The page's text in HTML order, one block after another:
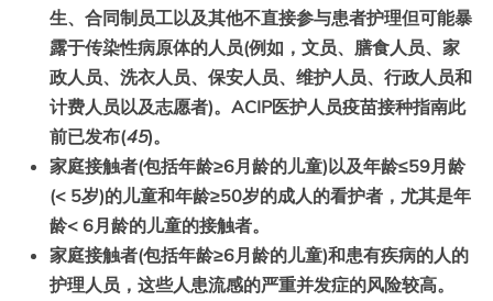
生、合同制员工以及其他不直接参与患者护理但可能暴
露于传染性病原体的人员(例如，文员、膳食人员、家
政人员、洗衣人员、保安人员、维护人员、行政人员和
计费人员以及志愿者)。ACIP医护人员疫苗接种指南此
前已发布(45)。
家庭接触者(包括年龄≥6月龄的儿童)以及年龄≤59月龄
(< 5岁)的儿童和年龄≥50岁的成人的看护者，尤其是年
龄< 6月龄的儿童的接触者。
家庭接触者(包括年龄≥6月龄的儿童)和患有疾病的人的
护理人员，这些人患流感的严重并发症的风险较高。